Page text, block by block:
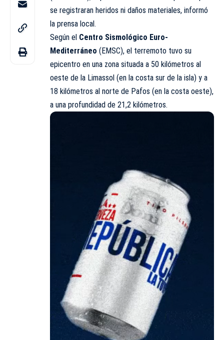
se registraran heridos ni daños materiales, informó
la prensa local.
Según el Centro Sismológico Euro-
Mediterráneo (EMSC), el terremoto tuvo su
epicentro en una zona situada a 50 kilómetros al
oeste de la Limassol (en la costa sur de la isla) y a
18 kilómetros al norte de Pafos (en la costa oeste),
a una profundidad de 21,2 kilómetros.